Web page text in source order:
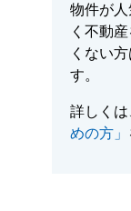
物件が
く不動
くない
す。
詳しくは
めの方」